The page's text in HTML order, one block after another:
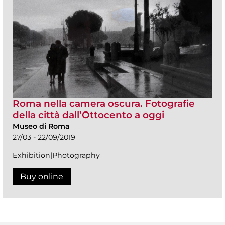
Roma nella camera oscura. Fotografie
della città dall’Ottocento a oggi
Museo di Roma
27/03 - 22/09/2019
Exhibition|Photography
Buy online